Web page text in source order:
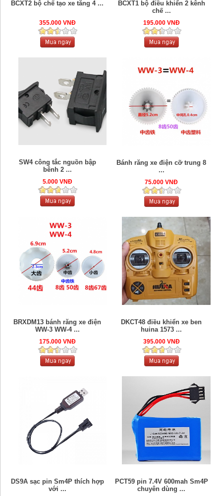
BCXT2 bộ chế tạo xe tăng 4 ...
355.000 VNĐ
BCXT1 bộ điều khiển 2 kênh
chế ...
195.000 VNĐ
SW4 công tắc nguồn bập
bênh 2 ...
5.000 VNĐ
Bánh răng xe điện cỡ trung 8
...
75.000 VNĐ
BRXDM13 bánh răng xe điện
WW-3 WW-4 ...
175.000 VNĐ
DKCT48 điều khiển xe ben
huina 1573 ...
395.000 VNĐ
DS9A sạc pin Sm4P thích hợp
với ...
PCT59 pin 7.4V 600mah Sm4P
chuyên dùng ...